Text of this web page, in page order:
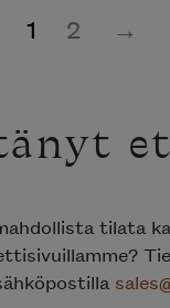
1 2 →
tilata